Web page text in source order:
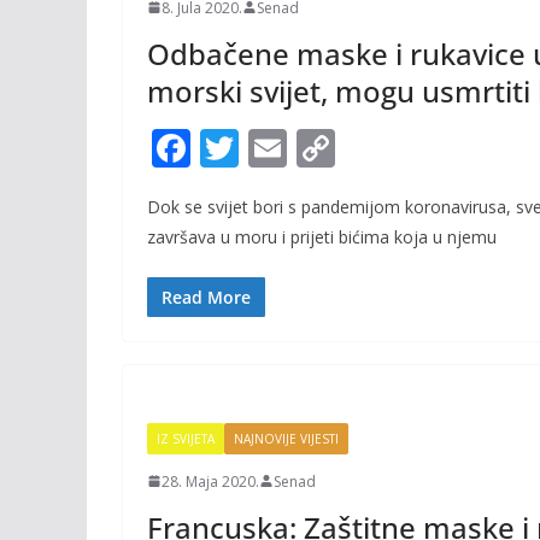
8. Jula 2020. Senad
Odbačene maske i rukavice
morski svijet, mogu usmrtiti
F
e
b
o
T
w
itt
er
E
ai
l
o
p
Dok se svijet bori s pandemijom koronavirusa,
završava u moru i prijeti bićima koja u njemu
Read More
IZ SVIJETA NAJNOVIJE VIJESTI
28. Maja 2020. Senad
Francuska: Zaštitne maske